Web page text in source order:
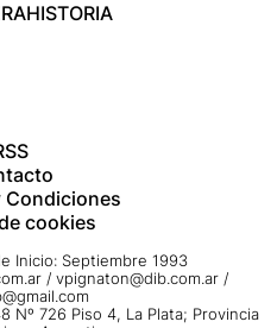
HISTORIA
Condiciones
cookies
Inicio: Septiembre 1993
/ vpignaton@dib.com.ar /
Nº 726 Piso 4, La Plata; Provincia